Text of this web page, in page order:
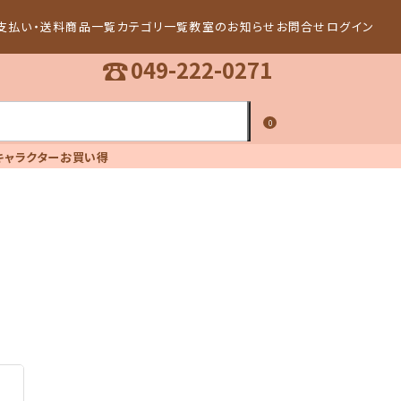
払い・送料商品一覧 カテゴリ一覧教室のお知らせ お問合せ ログイン
☎049-222-0271
0
ャラクターお買い得